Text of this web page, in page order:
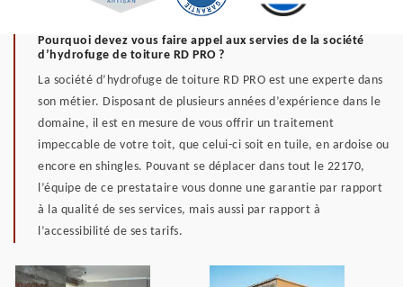
Pourquoi devez vous faire appel aux servies de la société
d’hydrofuge de toiture RD PRO ?
La société d’hydrofuge de toiture RD PRO est une experte dans
son métier. Disposant de plusieurs années d’expérience dans le
domaine, il est en mesure de vous offrir un traitement
impeccable de votre toit, que celui-ci soit en tuile, en ardoise ou
encore en shingles. Pouvant se déplacer dans tout le 22170,
l’équipe de ce prestataire vous donne une garantie par rapport
à la qualité de ses services, mais aussi par rapport à
l’accessibilité de ses tarifs.